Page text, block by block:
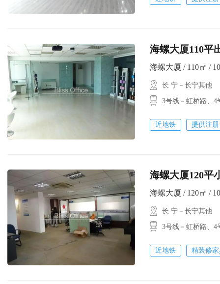
海螺大厦110平
海螺大厦 / 110㎡ /
长 宁－长宁其他
3号线－虹桥路、4
近地铁 提供注册
海螺大厦120平
海螺大厦 / 120㎡ /
长 宁－长宁其他
3号线－虹桥路
近地铁 精装修